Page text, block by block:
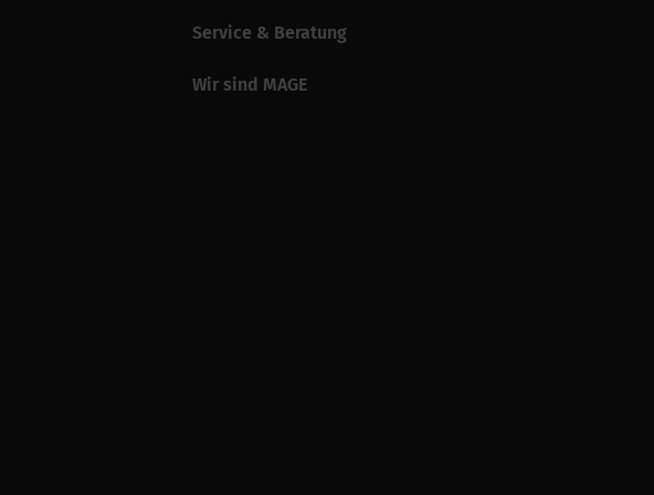
Service & Beratung
Wir sind MAGE